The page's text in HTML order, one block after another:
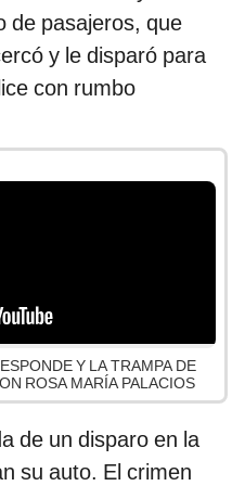
de pasajeros, que
y le disparó para
con rumbo
Y LA TRAMPA DE
ROSA MARÍA PALACIOS
de un disparo en la
su auto. El crimen